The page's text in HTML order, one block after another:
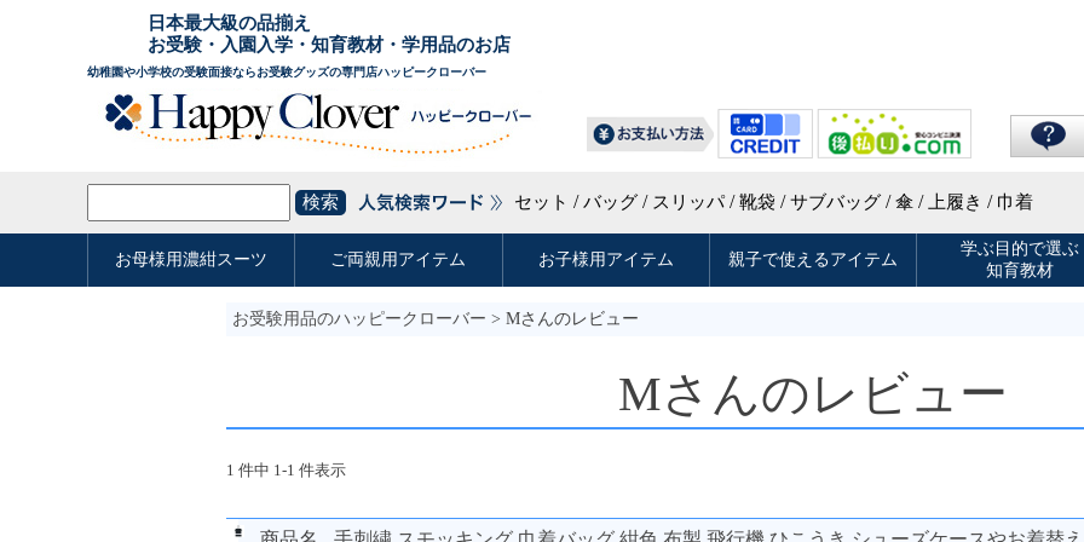
お受験用品のハッピークローバー > Mさんのレビュー
Mさんのレビュー
1 件中 1-1 件表示